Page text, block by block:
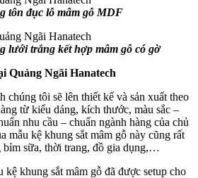
tôn đục lỗ mâm gỗ MDF
lưới trắng kết hợp mâm gỗ có gờ
Quảng Ngãi Hanatech
chúng tôi sẽ lên thiết kế và sản xuất theo
từ kiểu dáng, kích thước, màu sắc –
nhu cầu – chuẩn ngành hàng của chủ
mẫu kệ khung sắt mâm gỗ này cũng rất
bỉm sữa, thời trang, đồ gia dụng,…
khung sắt mâm gỗ đã được setup cho